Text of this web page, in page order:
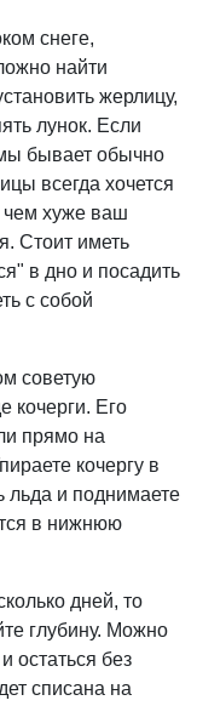
снеге,
найти
жерлицу,
лунок. Если
бывает обычно
всегда хочется
чем хуже ваш
Стоит иметь
в дно и посадить
с собой
советую
кочерги. Его
прямо на
кочергу в
льда и поднимаете
в нижнюю
дней, то
глубину. Можно
остаться без
списана на